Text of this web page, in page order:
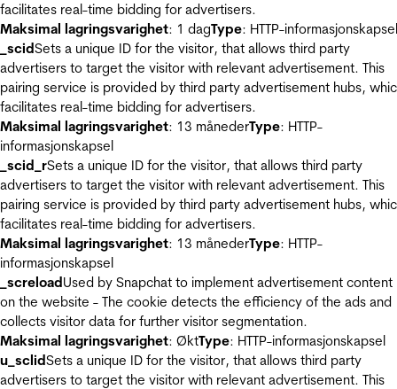
facilitates real-time bidding for advertisers.
Maksimal lagringsvarighet: 1 dagType: HTTP-informasjonskapsel
_scidSets a unique ID for the visitor, that allows third party
advertisers to target the visitor with relevant advertisement. This
pairing service is provided by third party advertisement hubs,
facilitates real-time bidding for advertisers.
Maksimal lagringsvarighet: 13 månederType: HTTP-
informasjonskapsel
_scid_rSets a unique ID for the visitor, that allows third party
advertisers to target the visitor with relevant advertisement. This
pairing service is provided by third party advertisement hubs,
facilitates real-time bidding for advertisers.
Maksimal lagringsvarighet: 13 månederType: HTTP-
informasjonskapsel
_screloadUsed by Snapchat to implement advertisement content
on the website - The cookie detects the efficiency of the ads and
collects visitor data for further visitor segmentation.
Maksimal lagringsvarighet: ØktType: HTTP-informasjonskapsel
u_sclidSets a unique ID for the visitor, that allows third party
advertisers to target the visitor with relevant advertisement. This